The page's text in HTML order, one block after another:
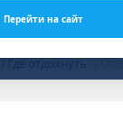
Перейти на сайт
Где отдохнуть